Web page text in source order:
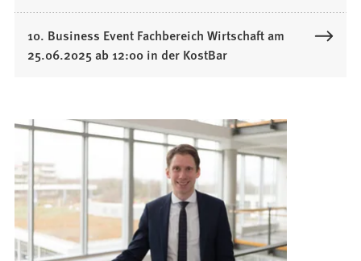
10. Business Event Fachbereich Wirtschaft am
25.06.2025 ab 12:00 in der KostBar